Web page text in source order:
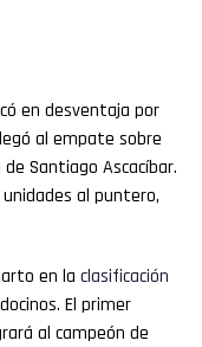
en desventaja por
al empate sobre
Santiago Ascacíbar.
al puntero,
en la clasificación
El primer
al campeón de